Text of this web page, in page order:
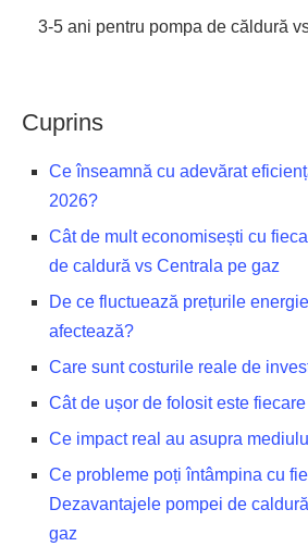
3-5 ani pentru pompa de căldură
Cuprins
Ce înseamnă cu adevărat
2026?
Cât de mult economisești cu
de caldură vs Centrala pe gaz
De ce fluctuează prețurile
afectează?
Care sunt costurile reale de
Cât de ușor de folosit este
Ce impact real au asupra
Ce probleme poți întâmpina cu
Dezavantajele pompei de
gaz